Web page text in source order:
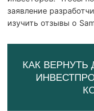
заявление
изучить отзывы о
КАК ВЕРНУТЬ